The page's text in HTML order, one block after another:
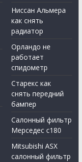
Ниссан Альмера
как снять
радиатор
Орландо не
работает
спидометр
Старекс как
снять передний
бампер
Салонный фильтр
Мерседес с180
Mitsubishi ASX
салонный фильтр